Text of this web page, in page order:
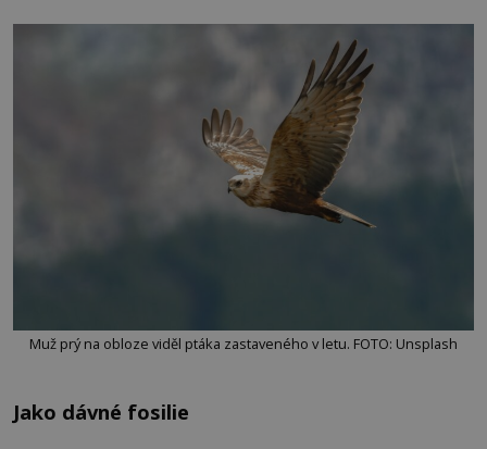
Muž prý na obloze viděl ptáka zastaveného v letu. FOTO: Unsplash
Jako dávné fosilie